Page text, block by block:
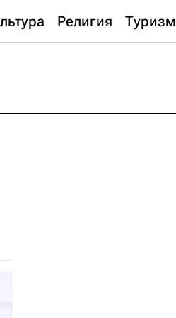
Религия Туризм